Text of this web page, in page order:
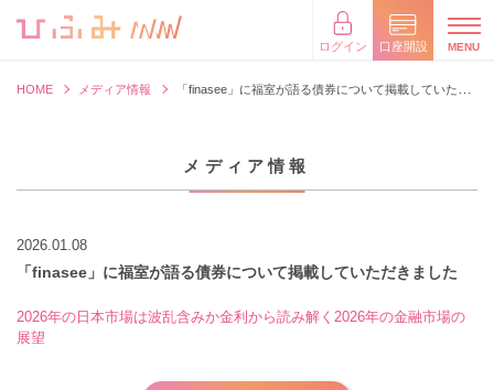
ログイン 口座開設
HOME メディア情報 「finasee」に福室が語る債券について掲載していただきました
メディア情報
2026.01.08
「finasee」に福室が語る債券について掲載していただきました
2026年の日本市場は波乱含みか金利から読み解く2026年の金融市場の
展望